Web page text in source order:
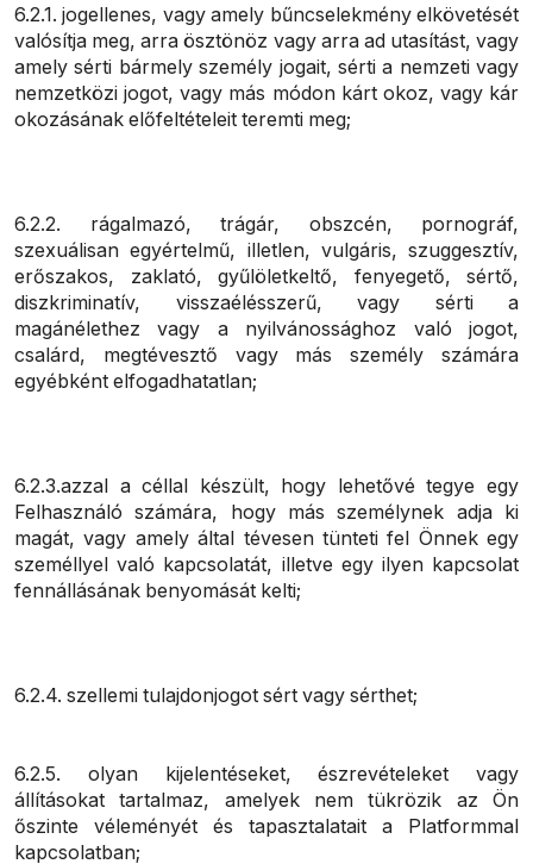
6.2.1. jogellenes, vagy amely bűncselekmény elkövetését
valósítja meg, arra ösztönöz vagy arra ad utasítást, vagy
amely sérti bármely személy jogait, sérti a nemzeti vagy
nemzetközi jogot, vagy más módon kárt okoz, vagy kár
okozásának előfeltételeit teremti meg;
6.2.2. rágalmazó, trágár, obszcén, pornográf,
szexuálisan egyértelmű, illetlen, vulgáris, szuggesztív,
erőszakos, zaklató, gyűlöletkeltő, fenyegető, sértő,
diszkriminatív, visszaélésszerű, vagy sérti a
magánélethez vagy a nyilvánossághoz való jogot,
csalárd, megtévesztő vagy más személy számára
egyébként elfogadhatatlan;
6.2.3.azzal a céllal készült, hogy lehetővé tegye egy
Felhasználó számára, hogy más személynek adja ki
magát, vagy amely által tévesen tünteti fel Önnek egy
személlyel való kapcsolatát, illetve egy ilyen kapcsolat
fennállásának benyomását kelti;
6.2.4. szellemi tulajdonjogot sért vagy sérthet;
6.2.5. olyan kijelentéseket, észrevételeket vagy
állításokat tartalmaz, amelyek nem tükrözik az Ön
őszinte véleményét és tapasztalatait a Platformmal
kapcsolatban;